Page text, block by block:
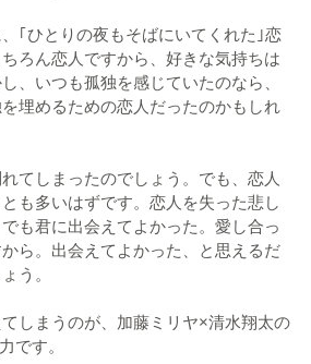
｢ひとりの夜もそばにいてくれた｣恋
ろん恋人ですから、好きな気持ちは
、いつも孤独を感じていたのなら、
埋めるための恋人だったのかもしれ
てしまったのでしょう。でも、恋人
も多いはずです。恋人を失った悲し
も君に出会えてよかった。愛し合っ
ら。出会えてよかった、と思えるだ
う。
しまうのが、加藤ミリヤ×清水翔太の
です。